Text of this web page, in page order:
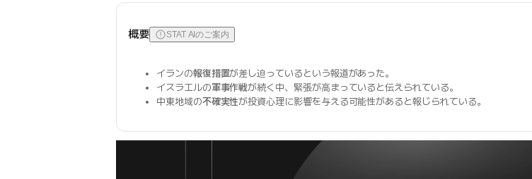
概要 STAT AIのご案内
イランの報復措置が差し迫っているという報道があった。
イスラエルの軍事作戦が続く中、緊張が高まっていると伝えられている。
中東地域の不確実性が投資心理に影響を与える可能性があると報じられている。